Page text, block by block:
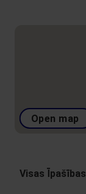
Open map
Visas